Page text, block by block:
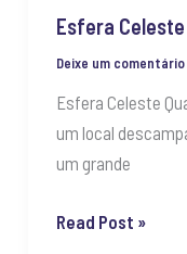
Esfera Celeste
Deixe um comentário
Esfera Celeste
um local
um grande
Read Post »